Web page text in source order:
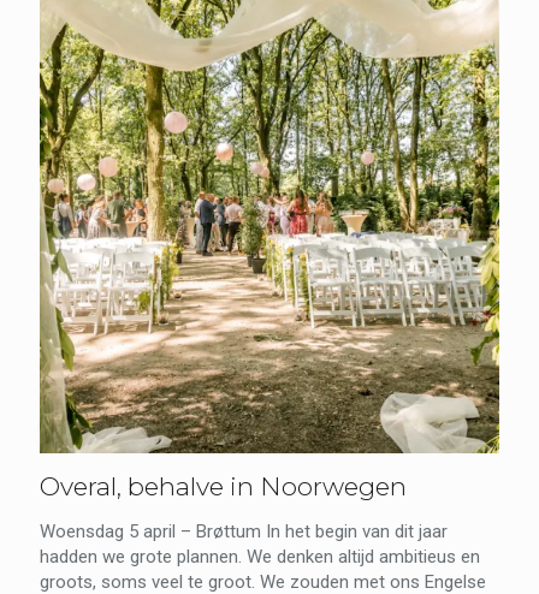
Overal, behalve in Noorwegen
Woensdag 5 april – Brøttum In het begin van dit jaar
hadden we grote plannen. We denken altijd ambitieus en
groots, soms veel te groot. We zouden met ons Engelse